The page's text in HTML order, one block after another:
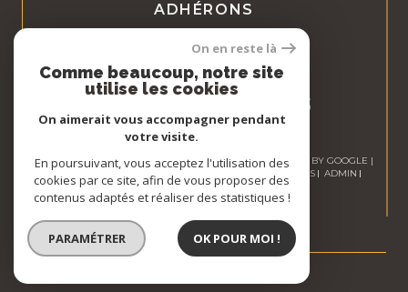
ADHÉRONS
© 2026 | TOUS DROITS RÉSERVÉS | TRADUCTION POWERED BY GOOGLE |
NOS HONORAIRES
PLAN DU SITE MENTIONS LÉGALES
ADMIN
NOS LIENS
POLITIQUE RGPD COOKIES
On en reste là
Comme beaucoup, notre site
utilise les cookies
On aimerait vous accompagner pendant
votre visite.
En poursuivant, vous acceptez l'utilisation des
cookies par ce site, afin de vous proposer des
contenus adaptés et réaliser des statistiques !
PARAMÉTRER OK POUR MOI !